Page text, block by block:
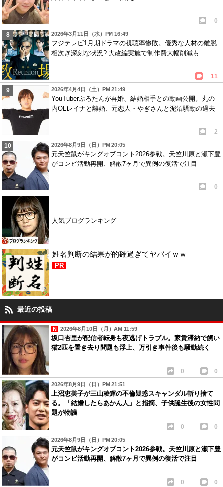
0
2026年3月11日（水）PM 16:49
フジテレビ1月期ドラマの視聴率惨敗。優秀な人材の離脱
相次ぎ深刻な状況? 大改編実施で制作費大幅削減も…
11
2026年4月4日（土）PM 21:49
YouTuberぷろたんが再婚、結婚相手との動画公開。丸の
内OLレイナと離婚、元恋人・やぎさんと泥沼騒動の過去
2
2026年8月9日（日）PM 20:05
元天竺鼠がキングオブコント2026参戦。天竺川原と瀬下豊
がコンビ活動再開、解散7ヶ月で異例の復活で注目
0
人気ブログランキング
姓名判断の結果が的確過ぎてヤバイｗｗ
PR
最近の投稿
2026年8月10日（月）AM 11:59
坂口杏里が配信者転身も夜逃げトラブル。家賃滞納で飼い
猫2匹を置き去り問題も浮上、万引き事件後も騒動続く
0 0
2026年8月9日（日）PM 21:51
上沼恵美子が三山凌輝の不倫疑惑スキャンダル斬り捨て
る。「結婚したらあかん人」と指摘、子供誕生後の女性問
題が物議
0 0
2026年8月9日（日）PM 20:05
元天竺鼠がキングオブコント2026参戦。天竺川原と瀬下豊
がコンビ活動再開、解散7ヶ月で異例の復活で注目
0 0